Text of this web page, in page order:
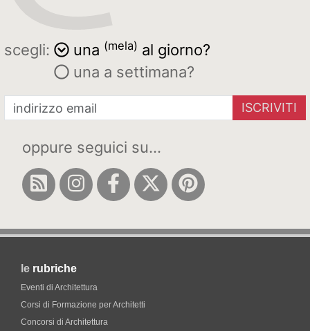
scegli: una (mela) al giorno?
una a settimana?
ISCRIVITI
oppure seguici su...
le rubriche
Eventi di Architettura
Corsi di Formazione per Architetti
Concorsi di Architettura